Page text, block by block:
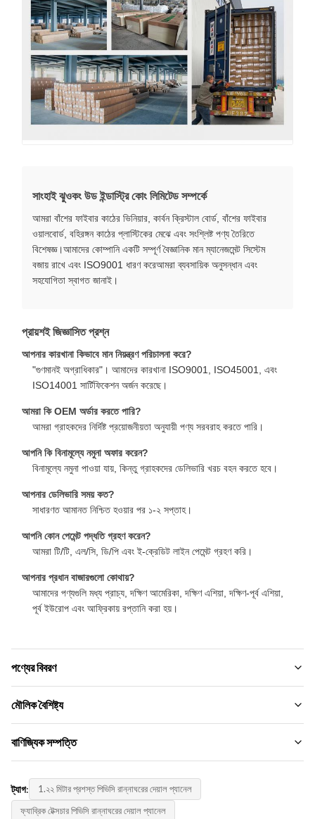
সাংহাই ঝুওকং উড ইন্ডাস্ট্রি কোং লিমিটেড সম্পর্কে
আমরা বাঁশের ফাইবার কাঠের ভিনিয়ার, কার্বন ক্রিস্টাল বোর্ড, বাঁশের ফাইবার
ওয়ালবোর্ড, বহিরঙ্গন কাঠের প্লাস্টিকের মেঝে এবং সংশ্লিষ্ট পণ্য তৈরিতে
বিশেষজ্ঞ।আমাদের কোম্পানি একটি সম্পূর্ণ বৈজ্ঞানিক মান ম্যানেজমেন্ট সিস্টেম
বজায় রাখে এবং ISO9001 ধারণ করেআমরা ব্যবসায়িক অনুসন্ধান এবং
সহযোগিতা স্বাগত জানাই।
প্রায়শই জিজ্ঞাসিত প্রশ্ন
আপনার কারখানা কিভাবে মান নিয়ন্ত্রণ পরিচালনা করে?
"গুণমানই অগ্রাধিকার"। আমাদের কারখানা ISO9001, ISO45001, এবং
ISO14001 সার্টিফিকেশন অর্জন করেছে।
আমরা কি OEM অর্ডার করতে পারি?
আমরা গ্রাহকদের নির্দিষ্ট প্রয়োজনীয়তা অনুযায়ী পণ্য সরবরাহ করতে পারি।
আপনি কি বিনামূল্যে নমুনা অফার করেন?
বিনামূল্যে নমুনা পাওয়া যায়, কিন্তু গ্রাহকদের ডেলিভারি খরচ বহন করতে হবে।
আপনার ডেলিভারি সময় কত?
সাধারণত আমানত নিশ্চিত হওয়ার পর ১-২ সপ্তাহ।
আপনি কোন পেমেন্ট পদ্ধতি গ্রহণ করেন?
আমরা টি/টি, এল/সি, ডি/পি এবং ই-ক্রেডিট লাইন পেমেন্ট গ্রহণ করি।
আপনার প্রধান বাজারগুলো কোথায়?
আমাদের পণ্যগুলি মধ্য প্রাচ্য, দক্ষিণ আমেরিকা, দক্ষিণ এশিয়া, দক্ষিণ-পূর্ব এশিয়া,
পূর্ব ইউরোপ এবং আফ্রিকায় রপ্তানি করা হয়।
পণ্যের বিবরণ
Material:
Function:
আর্দ্রতা-প্রমাণ, জলরোধী,
Color:
বিভিন্ন এবং কাস্টমাইজড
মৌলিক বৈশিষ্ট্য
ব্র্যান্ডের নাম:
প্রোডাক্ট মডেল:
1220*2440*5 মিমি/8 মিমি
বাণিজ্যিক সম্পত্তি
আলোচনা
ট্যাগ:
1.২২ মিটার প্রশস্ত পিভিসি রান্নাঘরের দেয়াল প্যানেল
ফ্যাব্রিক টেক্সচার পিভিসি রান্নাঘরের দেয়াল প্যানেল